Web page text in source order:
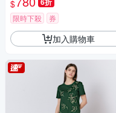
$
限時下殺 券
加入購物車